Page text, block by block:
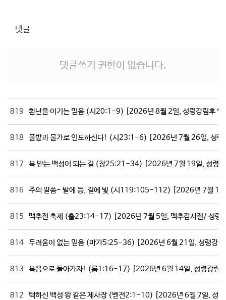
댓글
댓글쓰기 권한이 없습니다.
819 환난을 이기는 믿음 (시20:1-9) [2026년 8월 2일, 성령강림후 열
818 풀밭과 물가로 인도하신다! (시23:1-6) [2026년 7월 26일, 성령
817 복 받는 백성이 되는 길 (창25:21-34) [2026년 7월 19일, 성령강
816 주의 말씀- 발에 등, 길에 빛 (시119:105-112) [2026년 7월 12
815 맥추절 축제 (출23:14-17) [2026년 7월 5일, 멕추감사절/ 성령
814 두려움이 없는 믿음 (마가5:25-36) [2026년 6월 21일, 성령강림
813 복음으로 돌아가자! (롬1:16-17) [2026년 6월 14일, 성령강림
812 택하신 백성 왕 같은 제사장 (벧전2:1-10) [2026년 6월 7일, 성